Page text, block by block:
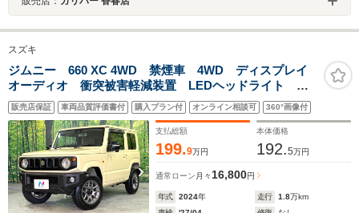
スズキ
ジムニー 660 XC 4WD 禁煙車 4WD ディスプレイ
オーディオ 衝突被害軽減装置 LEDヘッドライト オ
ートライト ETC スマートキー プッシュスタート
コーナーセンサー シートヒーター Bluetooth接続
販売店保証 車両品質評価書付 購入プラン付 オンライン相談可 360°画像付
支払総額
199.9万円
本体価格
192.5万円
通常ローン 月々 16,800円
年式 2024年 走行 1.8万km